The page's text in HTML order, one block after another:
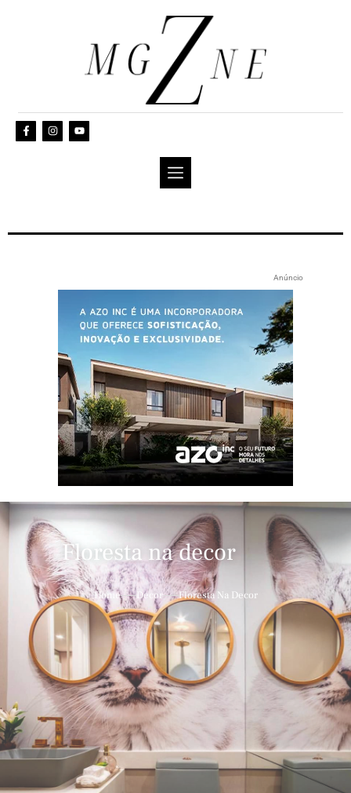
Anúncio
Floresta na decor
Home Decor Floresta Na Decor